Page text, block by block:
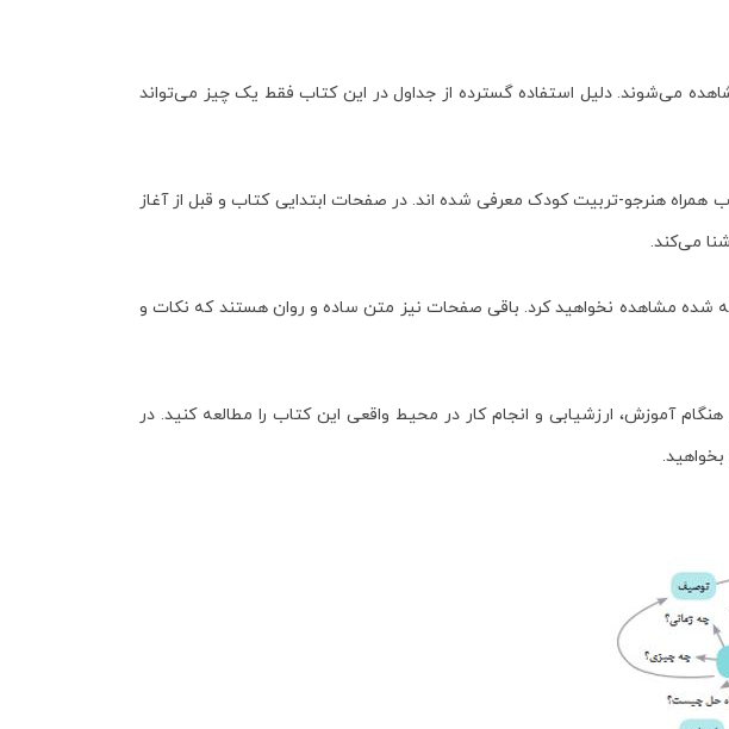
می‌شوند. دلیل استفاده گسترده از جداول در این کتاب فقط یک چیز می‌تواند
همراه هنرجو-تربیت کودکمعرفی شده اند. در صفحات ابتدایی کتاب و قبل از آغاز
می‌کند.
شده مشاهده نخواهید کرد. باقی صفحات نیز متن ساده و روان هستند که نکات و
آموزش، ارزشیابی و انجام کار در محیط واقعی این کتاب را مطالعه کنید. در